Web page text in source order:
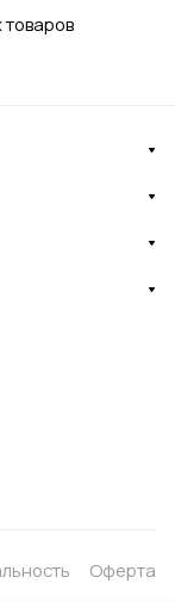
Оферта